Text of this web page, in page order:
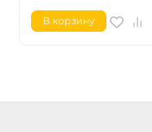
В корзину